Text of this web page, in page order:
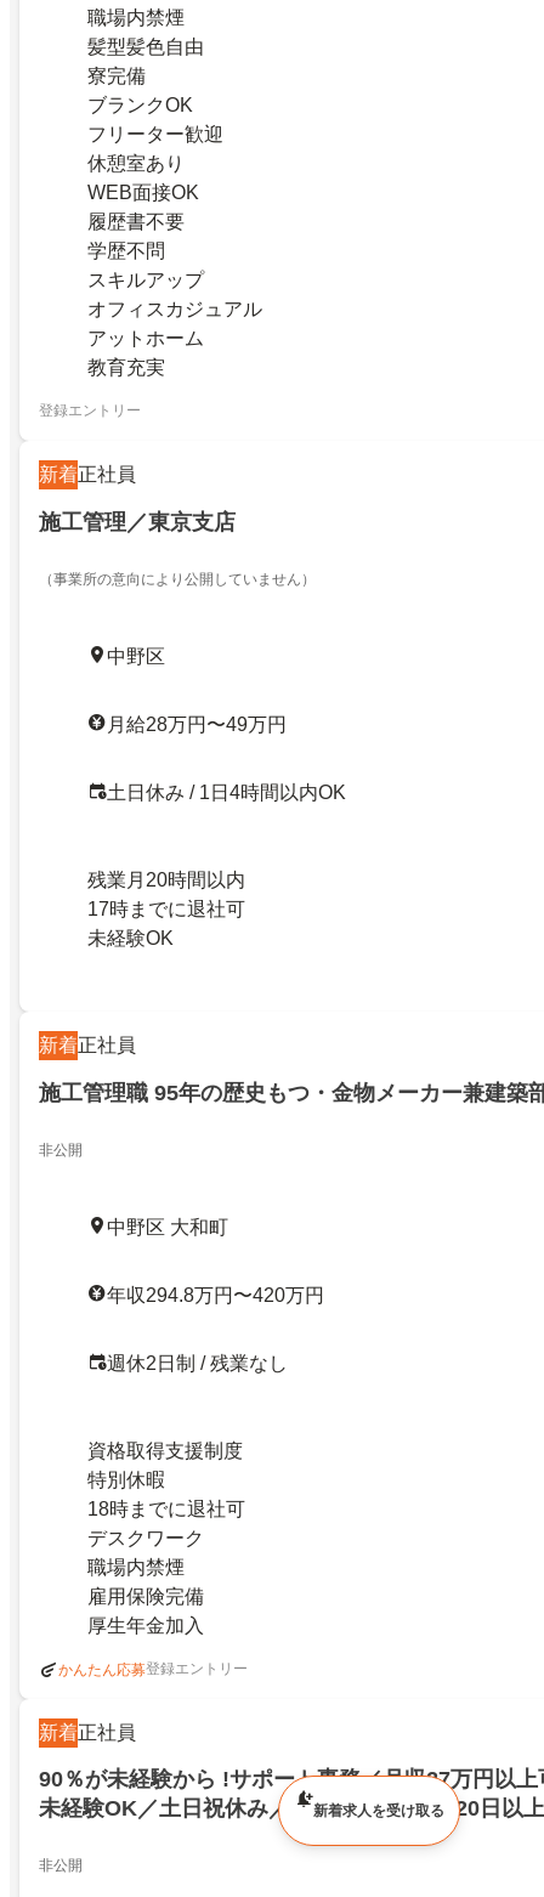
職場内禁煙
髪型髪色自由
寮完備
ブランクOK
フリーター歓迎
休憩室あり
WEB面接OK
履歴書不要
学歴不問
スキルアップ
オフィスカジュアル
アットホーム
教育充実
登録エントリー
新着正社員
施工管理／東京支店
（事業所の意向により公開していません）
中野区
月給28万円〜49万円
土日休み / 1日4時間以内OK
残業月20時間以内
17時までに退社可
未経験OK
新着正社員
施工管理職 95年の歴史もつ・金物メーカー兼建築
非​​公​​開
中野区 大和町
年収294.8万円〜420万円
週休2日制 / 残業なし
資格取得支援制度
特別休暇
18時までに退社可
デスクワーク
職場内禁煙
雇用保険完備
厚生年金加入
かんたん応募登録エントリー
新着正社員
90％が未経験から !サポート事務／月収27万円以
未経験OK／土日祝休み／建築事務／年休120日以
非公開
新着求人を受け取る